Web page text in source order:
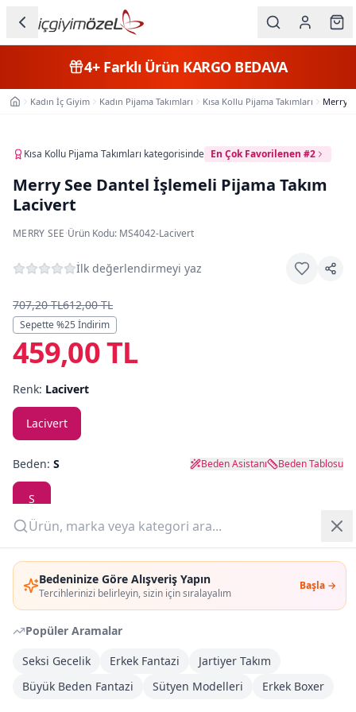
Bedeninize Göre Alışveriş Yapın
Tercihlerinizi belirleyin, sizin için sıralayalım
Başla →
Popüler Aramalar
Seksi Gecelik
Erkek Fantazi
Jartiyer Takım
Büyük Beden Fantazi
Sütyen Modelleri Erkek Boxer
Kategorileri
Erkek
Çocuk
Beden
Markalar
Plaj & Mayo
Yazlık Pijama
Kampanyalar
Yeni Gelenler
OUTLET
Giriş Yap
Üye Ol
4+Farklı Ürün KARGO BEDAVA
Ana SayfaKadın İç Giyim Kadın Pijama Takımları Kısa Kollu Pijama Takımları Merry
Kısa Kollu Pijama Takımları kategorisinde En Çok Favorilenen #2
Merry See Dantel İşlemeli Pijama Takım
Lacivert
MERRY SEE·Ürün Kodu: MS4042-Lacivert
İlk değerlendirmeyi yaz
707,20 TL612,00 TL
Sepette %25 İndirim
459,00 TL
Renk: Lacivert
Lacivert
Beden: S Beden Asistanı Beden Tablosu
S
Adet:
Sepete Ekle
DHL Kargoya Teslim